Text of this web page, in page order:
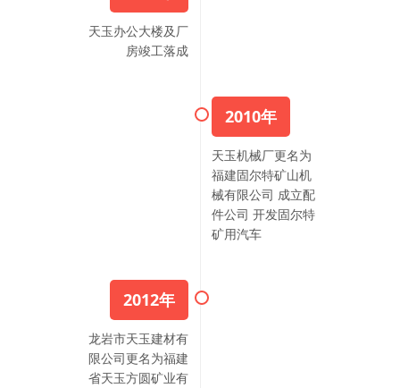
天玉办公大楼及厂
房竣工落成
2010年
天玉机械厂更名为
福建固尔特矿山机
械有限公司 成立配
件公司 开发固尔特
矿用汽车
2012年
龙岩市天玉建材有
限公司更名为福建
省天玉方圆矿业有